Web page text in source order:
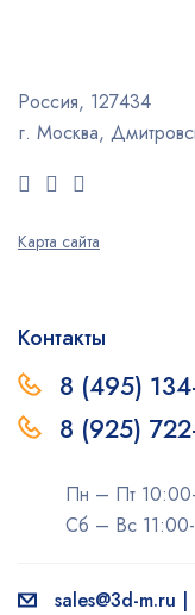
Россия, 127434
г. Москва,
Карта сайта
Контакты
8 (495)
8 (925)
Пн – Пт
Сб – Вс
sales@3d-